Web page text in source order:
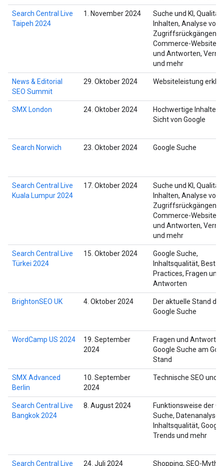
Search Central Live
Taipeh 2024
1. November 2024
Suche und KI, Qualität
Inhalten, Analyse von
Zugriffsrückgängen,
Commerce-Websites,
und Antworten,
und mehr
News & Editorial
SEO Summit
29. Oktober 2024 Websiteleistung
SMX London 24. Oktober 2024
Hochwertige Inhalte
Sicht von Google
Search Norwich 23. Oktober 2024 Google Suche
Search Central Live
Kuala Lumpur 2024
17. Oktober 2024
Suche und KI, Qualität
Inhalten, Analyse von
Zugriffsrückgängen,
Commerce-Websites,
und Antworten,
und mehr
Search Central Live
Türkei 2024
15. Oktober 2024
Google Suche,
Inhaltsqualität, Best
Practices, Fragen und
Antworten
BrightonSEO UK 4. Oktober 2024
Der aktuelle Stand der
Google Suche
WordCamp US 2024
19. September
2024
Fragen und
Google Suche am
Stand
SMX Advanced
Berlin
10. September
2024
Technische SEO und
Search Central Live
Bangkok 2024
8. August 2024
Funktionsweise der
Suche, Datenanalyse,
Inhaltsqualität, Google
Trends und mehr
Search Central Live 24. Juli 2024 Shopping, SEO-